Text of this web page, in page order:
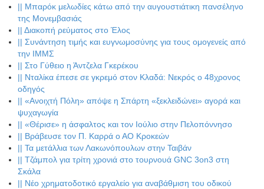
|| Μπαρόκ μελωδίες κάτω από την αυγουστιάτικη πανσέληνο
της Μονεμβασιάς
|| Διακοπή ρεύματος στο Έλος
|| Συνάντηση τιμής και ευγνωμοσύνης για τους ομογενείς από
την ΙΜΜΣ
|| Στο Γύθειο η Άντζελα Γκερέκου
|| Νταλίκα έπεσε σε γκρεμό στον Κλαδά: Νεκρός ο 48χρονος
οδηγός
|| «Ανοιχτή Πόλη» απόψε η Σπάρτη «ξεκλειδώνει» αγορά και
ψυχαγωγία
|| «Θέρισε» η άσφαλτος και τον Ιούλιο στην Πελοπόννησο
|| Βράβευσε τον Π. Καρρά ο ΑΟ Κροκεών
|| Τα μετάλλια των Λακωνόπουλων στην Ταιβάν
|| Τζάμπολ για τρίτη χρονιά στο τουρνουά GNC 3on3 στη
Σκάλα
|| Νέο χρηματοδοτικό εργαλείο για αναβάθμιση του οδικού